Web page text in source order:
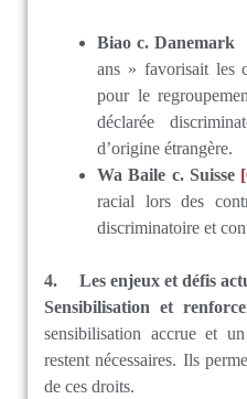
Biao c. Danemark
ans » favorisait les
pour le
déclarée
d’origine étrangère.
Wa Baile c. Suisse
racial lors des
discriminatoire et
4. Les enjeux et défis
Sensibilisation et
sensibilisation accrue et
restent nécessaires. Ils
de ces droits.